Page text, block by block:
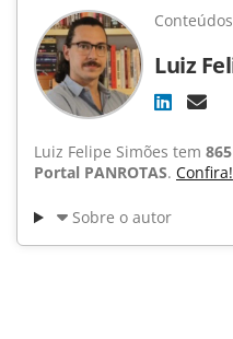
Luiz
Luiz Felipe Simões tem 865
Portal PANROTAS. Confira!
Sobre o autor